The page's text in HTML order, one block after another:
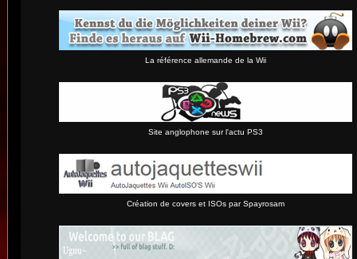
La référence allemande de la Wii
Site anglophone sur l'actu PS3
Création de covers et ISOs par Spayrosam